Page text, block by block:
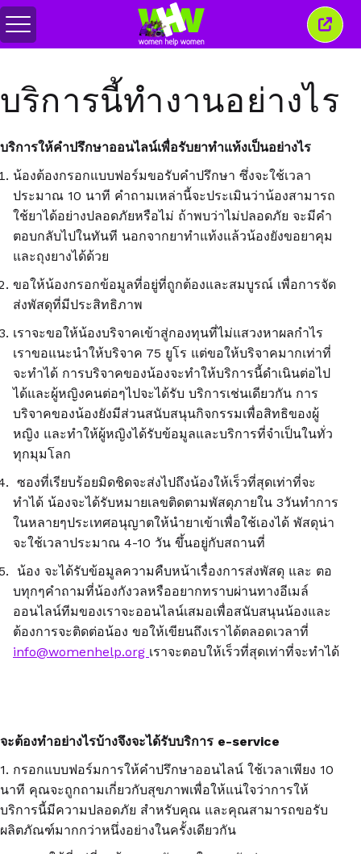
สลับ
เมนู
ปิด
หน้าต่
บริการนี้ทำงานอย่างไร
บริการให้คำปรึกษาออนไลน์เพื่อรับยาทำแท้งเป็นอย่างไร
น้องต้องกรอกแบบฟอร์มขอรับคำปรึกษา ซึ่งจะใช้เวลา
ประมาณ 10 นาที คำถามเหล่านี้จะประเมินว่าน้องสามารถ
ใช้ยาได้อย่างปลอดภัยหรือไม่ ถ้าพบว่าไม่ปลอดภัย จะมีคำ
ตอบกลับไปในทันที นอกจากยาทำแท้งแล้วน้องยังขอยาคุม
และถุงยางได้ด้วย
ขอให้น้องกรอกข้อมูลที่อยู่ที่ถูกต้องและสมบูรณ์ เพื่อการจัด
ส่งพัสดุที่มีประสิทธิภาพ
เราจะขอให้น้องบริจาคเข้าสู่กองทุนที่ไม่แสวงหาผลกำไร
เราขอแนะนำให้บริจาค 75 ยูโร แต่ขอให้บริจาคมากเท่าที่
จะทำได้ การบริจาคของน้องจะทำให้บริการนี้ดำเนินต่อไป
ได้และผู้หญิงคนต่อๆไปจะได้รับ บริการเช่นเดียวกัน การ
บริจาคของน้องยังมีส่วนสนับสนุนกิจกรรมเพื่อสิทธิของผู้
หญิง และทำให้ผู้หญิงได้รับข้อมูลและบริการที่จำเป็นในทั่ว
ทุกมุมโลก
ซองที่เรียบร้อยมิดชิดจะส่งไปถึงน้องให้เร็วที่สุดเท่าที่จะ
ทำได้ น้องจะได้รับหมายเลขติดตามพัสดุภายใน 3วันทำการ
ในหลายๆประเทศอนุญาตให้นำยาเข้าเพื่อใช้เองได้ พัสดุน่า
จะใช้เวลาประมาณ 4-10 วัน ขึ้นอยู่กับสถานที่
น้อง จะได้รับข้อมูลความคืบหน้าเรื่องการส่งพัสดุ และ ตอ
บทุกๆคำถามที่น้องกังวลหรืออยากทราบผ่านทางอีเมล์
ออนไลน์ทีมของเราจะออนไลน์เสมอเพื่อสนับสนุนน้องและ
ต้องการจะติดต่อน้อง ขอให้เขียนถึงเราได้ตลอดเวลาที่
info@womenhelp.org เราจะตอบให้เร็วที่สุดเท่าที่จะทำได้
จะต้องทำอย่างไรบ้างจึงจะได้รับบริการ e-service
1. กรอกแบบฟอร์มการให้คำปรึกษาออนไลน์ ใช้เวลาเพียง 10
นาที คุณจะถูกถามเกี่ยวกับสุขภาพเพื่อให้แน่ใจว่าการให้
บริการนี้มีความปลอดภัย สำหรับคุณ และคุณสามารถขอรับ
ผลิตภัณฑ์มากกว่าหนึ่งอย่างในครั้งเดียวกัน